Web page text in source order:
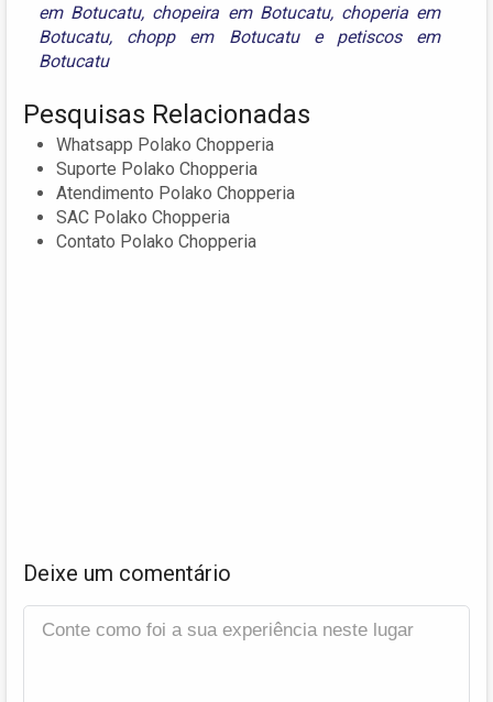
em Botucatu, chopeira em Botucatu, choperia em
Botucatu, chopp em Botucatue petiscos em
Botucatu
Pesquisas Relacionadas
Whatsapp Polako Chopperia
Suporte Polako Chopperia
Atendimento Polako Chopperia
SAC Polako Chopperia
Contato Polako Chopperia
Deixe um comentário